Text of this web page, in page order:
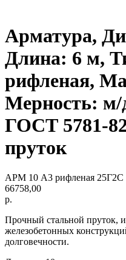
Арматура,
Длина: 6 м,
рифленая,
Мерность: м/
ГОСТ 5781-
пруток
АРМ 10 А3 рифленая 25Г2С
66758,00
р.
Прочный стальной пруток,
железобетонных
долговечности.